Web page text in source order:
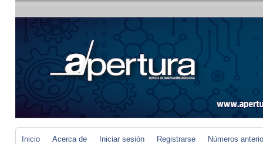
Inicio Acerca de Iniciar sesión Registrarse Números